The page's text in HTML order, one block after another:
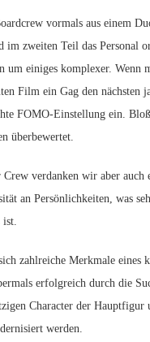
vormals aus einem
im zweiten Teil das Personal
um einiges komplexer. Wenn
Film ein Gag den nächsten
FOMO-Einstellung ein.
überbewertet.
Crew verdanken wir aber auch
an Persönlichkeiten, was
ist.
zahlreiche Merkmale eines
erfolgreich durch die
Character der Hauptfigur
werden.